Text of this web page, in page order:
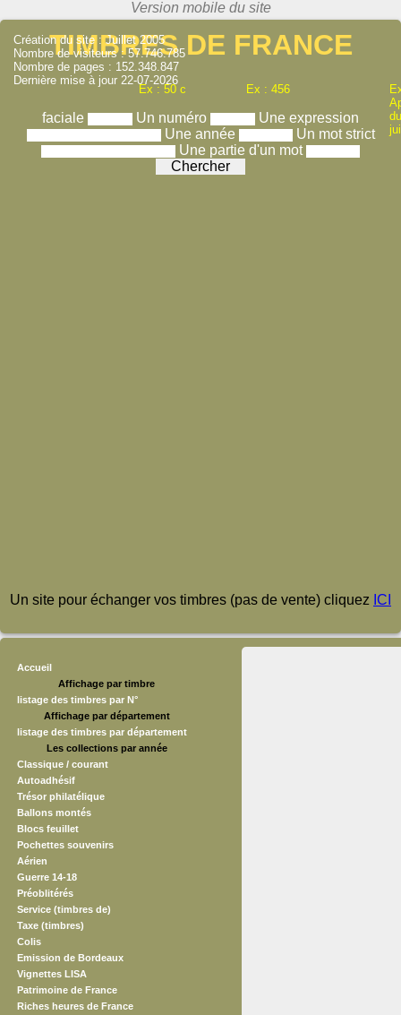
TIMBRES DE FRANCE
Ex : 50 c Ex : 456
faciale Un numéro
Une expression
Une année
Un mot strict
Une partie d'un mot
Création du site : Juillet 2005
Nombre de visiteurs : 57.746.785
Nombre de pages : 152.348.847
Dernière mise à jour 22-07-2026
Un site pour échanger vos timbres (pas de vente) cliquez ICI
Accueil
Affichage par timbre
listage des timbres par N°
Affichage par département
listage des timbres par département
Les collections par année
Classique / courant
Autoadhésif
Trésor philatélique
Ballons montés
Blocs feuillet
Pochettes souvenirs
Aérien
Guerre 14-18
Préoblitérés
Service (timbres de)
Taxe (timbres)
Colis
Emission de Bordeaux
Vignettes LISA
Patrimoine de France
Riches heures de France